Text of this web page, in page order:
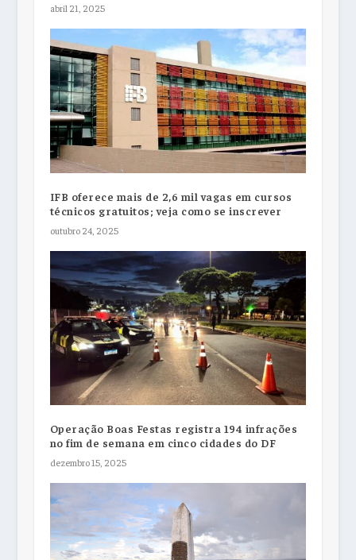
abril 21, 2025
IFB oferece mais de 2,6 mil vagas em cursos
técnicos gratuitos; veja como se inscrever
outubro 24, 2025
Operação Boas Festas registra 194 infrações
no fim de semana em cinco cidades do DF
dezembro 15, 2025